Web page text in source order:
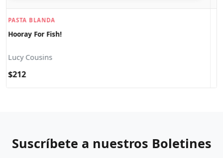
PASTA DURA
The Honeybee & The Robber
Eric Carle
$399
Suscríbete a nuestros Boletines